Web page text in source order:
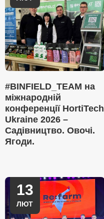
#BINFIELD_TEAM на
міжнародній
конференції HortiTech
Ukraine 2026 –
Садівництво. Овочі.
Ягоди.
13
ЛЮТ